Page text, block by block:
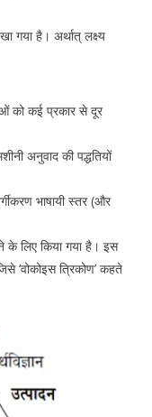
गया है। अर्थात् लक्ष्य
को कई प्रकार से दूर
अनुवाद की पद्धतियों
भाषायी स्तर (और
के लिए किया गया है। इस
‘वोकोइस त्रिकोण’ कहते